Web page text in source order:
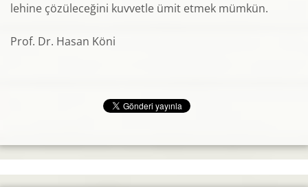
lehine çözüleceğini kuvvetle ümit etmek mümkün.
Prof. Dr. Hasan Köni